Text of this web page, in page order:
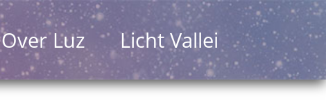
Over Luz Licht Vallei